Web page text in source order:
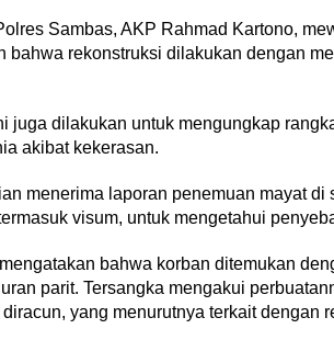
Sambas, AKP Rahmad Kartono,
bahwa rekonstruksi dilakukan dengan
juga dilakukan untuk mengungkap
akibat kekerasan.
menerima laporan penemuan mayat
visum, untuk mengetahui
bahwa korban ditemukan
parit. Tersangka mengakui
yang menurutnya terkait dengan